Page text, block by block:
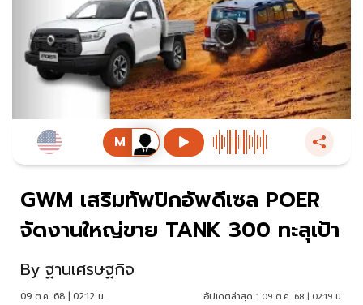
GWM เสริมทัพปิกอัพดีเซล POER
จัดงานใหญ่ขาย TANK 300 ทะลุเป้า
By ฐานเศรษฐกิจ
09 ต.ค. 68 | 02:12 น. อัปเดตล่าสุด : 09 ต.ค. 68 | 02:19 น.